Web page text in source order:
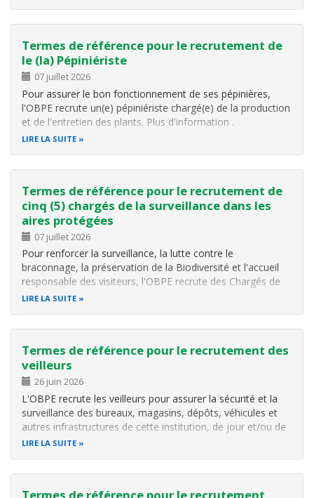
Termes de référence pour le recrutement de
le (la) Pépiniériste
07 juillet 2026
Pour assurer le bon fonctionnement de ses pépinières,
l'OBPE recrute un(e) pépiniériste chargé(e) de la production
et de l'entretien des plants. Plus d'information .
LIRE LA SUITE
Termes de référence pour le recrutement de
cinq (5) chargés de la surveillance dans les
aires protégées
07 juillet 2026
Pour renforcer la surveillance, la lutte contre le
braconnage, la préservation de la Biodiversité et l'accueil
responsable des visiteurs, l'OBPE recrute des Chargés de
surveillance dans ses aires protégées. Pour plus
LIRE LA SUITE
Termes de référence pour le recrutement des
veilleurs
26 juin 2026
L'OBPE recrute les veilleurs pour assurer la sécurité et la
surveillance des bureaux, magasins, dépôts, véhicules et
autres infrastructures de cette institution, de jour et/ou de
nuit. Pour plus d'informations, cliquer ici .
LIRE LA SUITE